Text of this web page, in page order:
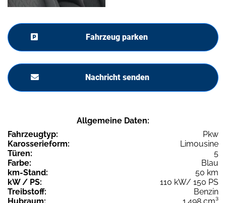
Fahrzeug parken
Nachricht senden
Allgemeine Daten:
Fahrzeugtyp:
Pkw
Karosserieform:
Limousine
Türen:
5
Farbe:
Blau
km-Stand:
50 km
kW / PS:
110 kW/ 150 PS
Treibstoff:
Benzin
Hubraum:
1.498 cm³